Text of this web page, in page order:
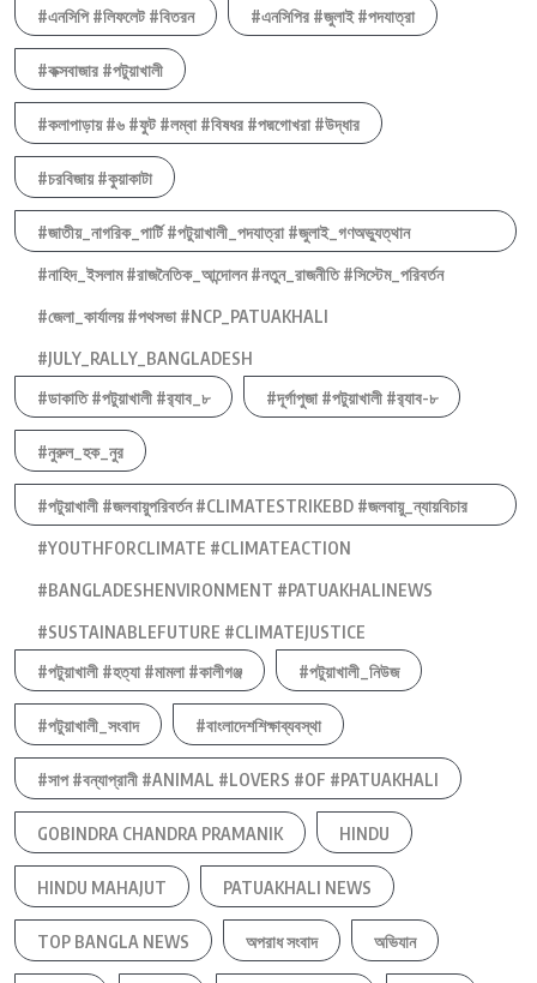
#এনসিপি #লিফলেট #বিতরন #এনসিপির #জুলাই #পদযাত্রা
#কক্সবাজার #পটুয়াখালী
#কলাপাড়ায় #৬ #ফুট #লম্বা #বিষধর #পদ্মগোখরা #উদ্ধার
#চরবিজায় #কুয়াকাটা
#জাতীয়_নাগরিক_পার্টি #পটুয়াখালী_পদযাত্রা #জুলাই_গণঅভ্যুত্থান
#নাহিদ_ইসলাম #রাজনৈতিক_আন্দোলন #নতুন_রাজনীতি #সিস্টেম_পরিবর্তন
#জেলা_কার্যালয় #পথসভা #NCP_PATUAKHALI
#JULY_RALLY_BANGLADESH
#ডাকাতি #পটুয়াখালী #র‍্যাব_৮
#দূর্গাপুজা #পটুয়াখালী #র‍্যাব-৮
#নুরুল_হক_নুর
#পটুয়াখালী #জলবায়ুপরিবর্তন #CLIMATESTRIKEBD #জলবায়ু_ন্যায়বিচার
#YOUTHFORCLIMATE #CLIMATEACTION
#BANGLADESHENVIRONMENT #PATUAKHALINEWS
#SUSTAINABLEFUTURE #CLIMATEJUSTICE
#পটুয়াখালী #হত্যা #মামলা #কালীগঞ্জ
#পটুয়াখালী_নিউজ
#পটুয়াখালী_সংবাদ #বাংলাদেশশিক্ষাব্যবস্থা
#সাপ #বন্যাপ্রানী #ANIMAL #LOVERS #OF #PATUAKHALI
GOBINDRA CHANDRA PRAMANIK HINDU
HINDU MAHAJUT PATUAKHALI NEWS
TOP BANGLA NEWS অপরাধ সংবাদ অভিযান